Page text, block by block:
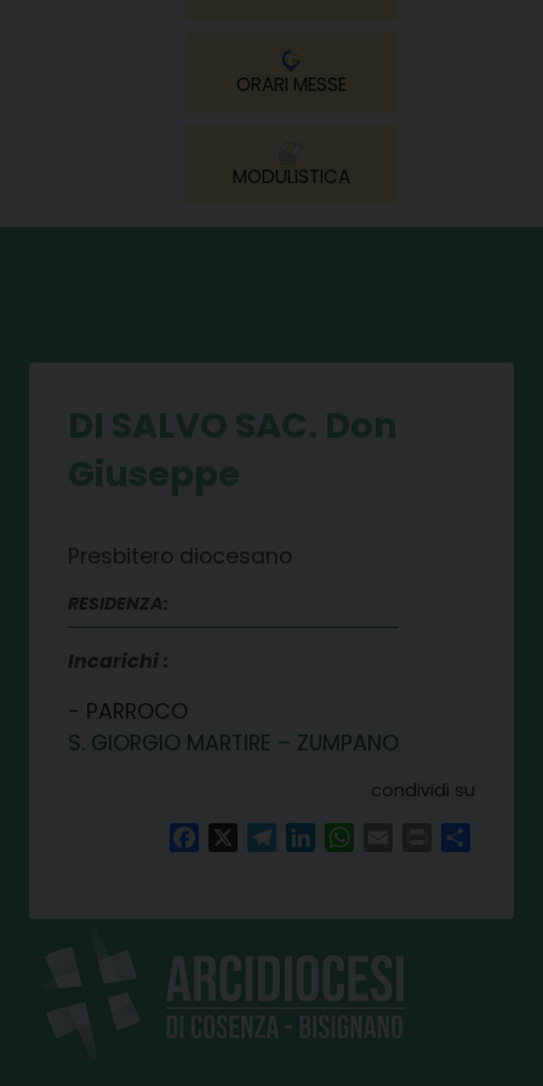
ORARI MESSE
MODULISTICA
Presbitero diocesano
RESIDENZA:
Incarichi
PARROCO
S. GIORGIO MARTIRE – ZUMPANO
condividi su
FacebookTelegramLinkedInWhatsAppPrint